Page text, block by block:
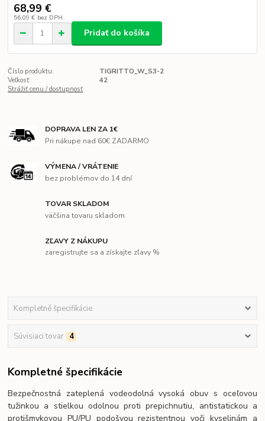
68,99 €
56,09 € bez DPH
Pridať do košíka
Číslo produktu:
TIGRITTO_W_S3-2
Veľkosť:
42
Strážiť cenu / dostupnosť
DOPRAVA LEN ZA 1€
Pri nákupe nad 60€ ZADARMO
VÝMENA / VRÁTENIE
bez problémov do 14 dní
TOVAR SKLADOM
väčšina tovaru skladom
ZĽAVY Z NÁKUPU
zaregistrujte sa a získajte zľavy %
Kompletné špecifikácie
Súvisiaci tovar 4
Kompletné špecifikácie
Bezpečnostná zateplená vodeodolná vysoká obuv s oceľovou
tužinkou a stielkou odolnou proti prepichnutiu, antistatickou a
protišmykovou PU/PU podošvou rezistentnou voči kyselinám a